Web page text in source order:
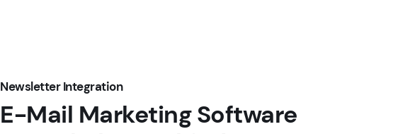
Newsletter Integration
E-Mail Marketing Software